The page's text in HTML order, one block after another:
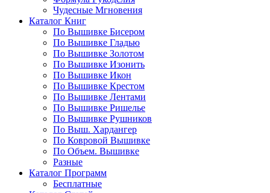
Чудесные Мгновения
Каталог Книг
По Вышивке Бисером
По Вышивке Гладью
По Вышивке Золотом
По Вышивке Изонить
По Вышивке Икон
По Вышивке Крестом
По Вышивке Лентами
По Вышивке Ришелье
По Вышивке Рушников
По Выш. Хардангер
По Ковровой Вышивке
По Объем. Вышивке
Разные
Каталог Программ
Бесплатные